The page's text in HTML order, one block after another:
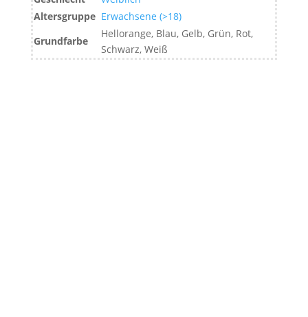
Altersgruppe Erwachsene (>18)
Grundfarbe
Hellorange, Blau, Gelb, Grün, Rot,
Schwarz, Weiß